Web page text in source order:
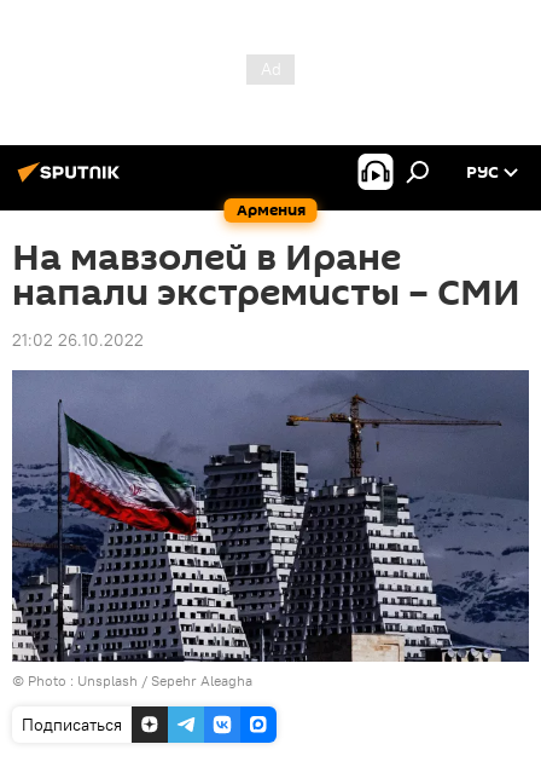
Армения
РУС
На мавзолей в Иране
напали экстремисты – СМИ
21:02 26.10.2022
© Photo : Unsplash / Sepehr Aleagha
Подписаться